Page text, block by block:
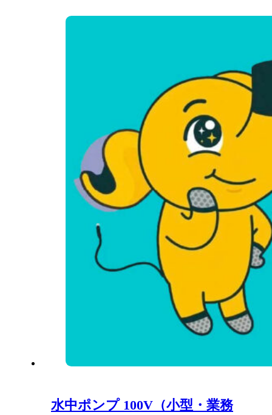
水中ポンプ 100V（小型・業務